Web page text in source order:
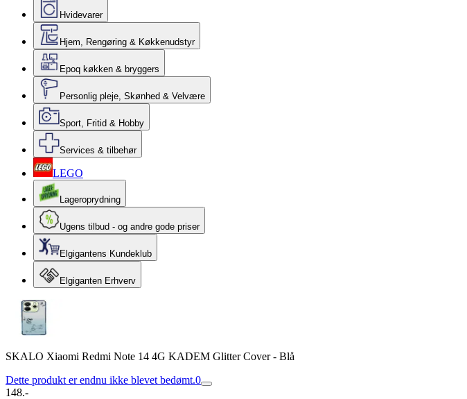
Hvidevarer
Hjem, Rengøring & Køkkenudstyr
Epoq køkken & bryggers
Personlig pleje, Skønhed & Velvære
Sport, Fritid & Hobby
Services & tilbehør
LEGO
Lageroprydning
Ugens tilbud - og andre gode priser
Elgigantens Kundeklub
Elgiganten Erhverv
SKALO Xiaomi Redmi Note 14 4G KADEM Glitter Cover - Blå
Dette produkt er endnu ikke blevet bedømt.0
148.-